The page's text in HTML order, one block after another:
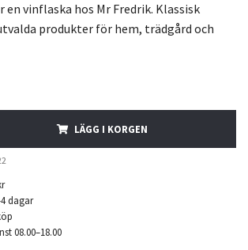
en vinflaska hos Mr Fredrik. Klassisk
produkter för hem, trädgård och
LÄGG I KORGEN
dagar
08.00–18.00